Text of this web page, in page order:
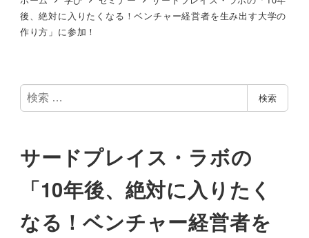
後、絶対に入りたくなる！ベンチャー経営者を生み出す大学の
作り方」に参加！
検
索
検索
サードプレイス・ラボの
「10年後、絶対に入りたく
なる！ベンチャー経営者を